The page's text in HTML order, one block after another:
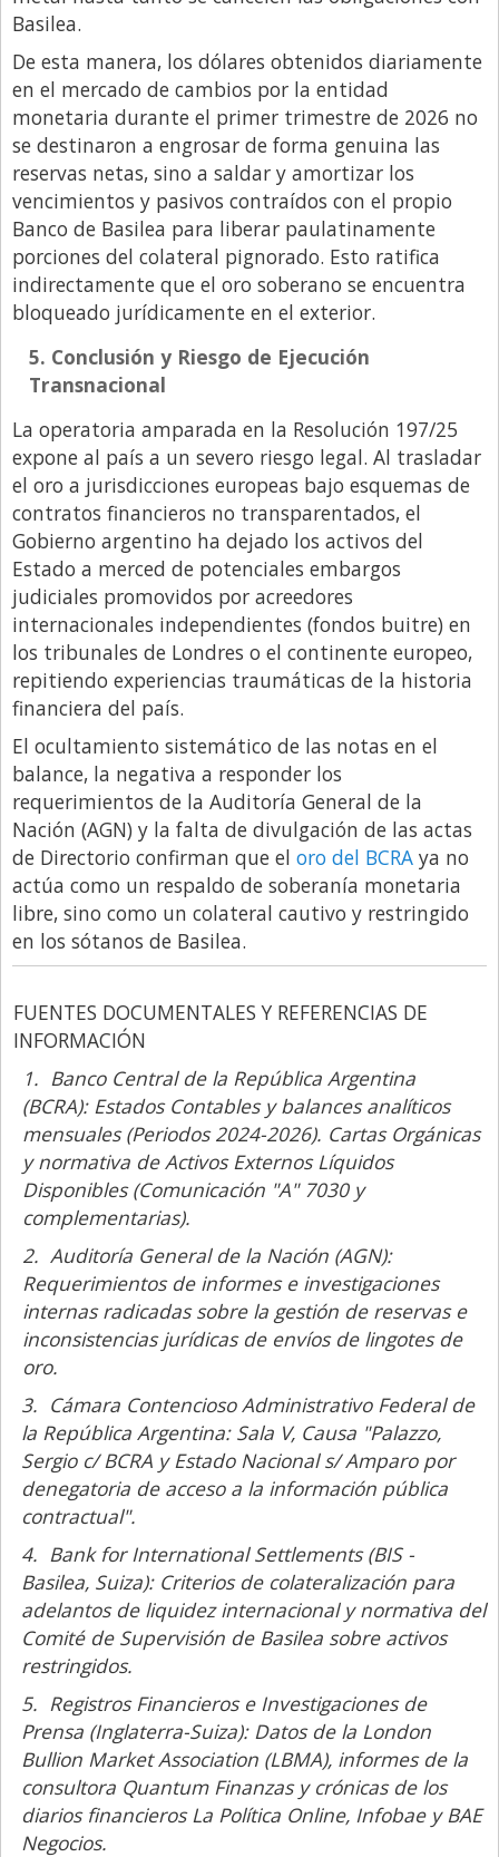
Basilea.
De esta manera, los dólares obtenidos diariamente
en el mercado de cambios por la entidad
monetaria durante el primer trimestre de 2026 no
se destinaron a engrosar de forma genuina las
reservas netas, sino a saldar y amortizar los
vencimientos y pasivos contraídos con el propio
Banco de Basilea para liberar paulatinamente
porciones del colateral pignorado. Esto ratifica
indirectamente que el oro soberano se encuentra
bloqueado jurídicamente en el exterior.
5. Conclusión y Riesgo de Ejecución
Transnacional
La operatoria amparada en la Resolución 197/25
expone al país a un severo riesgo legal. Al trasladar
el oro a jurisdicciones europeas bajo esquemas de
contratos financieros no transparentados, el
Gobierno argentino ha dejado los activos del
Estado a merced de potenciales embargos
judiciales promovidos por acreedores
internacionales independientes (fondos buitre) en
los tribunales de Londres o el continente europeo,
repitiendo experiencias traumáticas de la historia
financiera del país.
El ocultamiento sistemático de las notas en el
balance, la negativa a responder los
requerimientos de la Auditoría General de la
Nación (AGN) y la falta de divulgación de las actas
de Directorio confirman que el oro del BCRA ya no
actúa como un respaldo de soberanía monetaria
libre, sino como un colateral cautivo y restringido
en los sótanos de Basilea.
FUENTES DOCUMENTALES Y REFERENCIAS DE
INFORMACIÓN
1. Banco Central de la República Argentina
(BCRA): Estados Contables y balances analíticos
mensuales (Periodos 2024-2026). Cartas Orgánicas
y normativa de Activos Externos Líquidos
Disponibles (Comunicación "A" 7030 y
complementarias).
2. Auditoría General de la Nación (AGN):
Requerimientos de informes e investigaciones
internas radicadas sobre la gestión de reservas e
inconsistencias jurídicas de envíos de lingotes de
oro.
3. Cámara Contencioso Administrativo Federal de
la República Argentina: Sala V, Causa "Palazzo,
Sergio c/ BCRA y Estado Nacional s/ Amparo por
denegatoria de acceso a la información pública
contractual".
4. Bank for International Settlements (BIS -
Basilea, Suiza): Criterios de colateralización para
adelantos de liquidez internacional y normativa del
Comité de Supervisión de Basilea sobre activos
restringidos.
5. Registros Financieros e Investigaciones de
Prensa (Inglaterra-Suiza): Datos de la London
Bullion Market Association (LBMA), informes de la
consultora Quantum Finanzas y crónicas de los
diarios financieros La Política Online, Infobae y BAE
Negocios.